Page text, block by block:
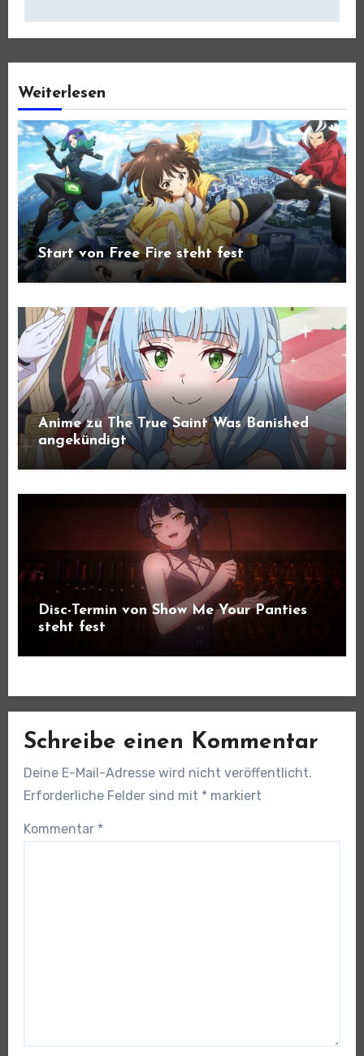
Weiterlesen
Start von Free Fire steht fest
Anime zu The True Saint Was Banished
angekündigt
Disc-Termin von Show Me Your Panties
steht fest
Schreibe einen Kommentar
Deine E-Mail-Adresse wird nicht veröffentlicht.
Erforderliche Felder sind mit * markiert
Kommentar *